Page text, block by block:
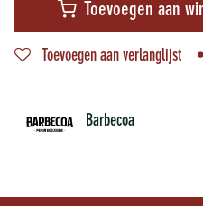
Toevoegen aan
Toevoegen aan verlanglijst
Barbecoa